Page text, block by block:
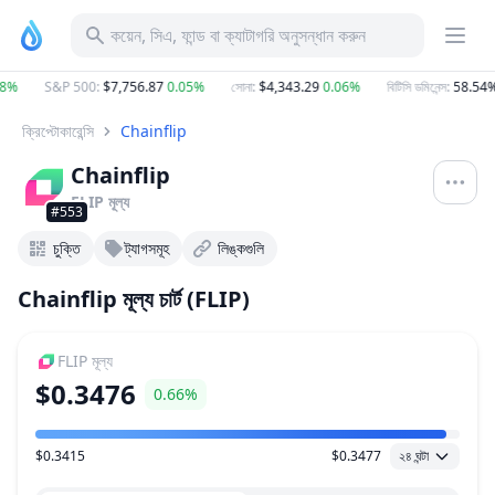
কয়েন, সিএ, ফান্ড বা ক্যাটাগরি অনুসন্ধান করুন
S&P 500:$7,756.870.05% সোনা:$4,343.290.06% বিটিসি ডমিনেন্স:58.54%
ক্রিপ্টোকারেন্সি Chainflip
#553
Chainflip
FLIP মূল্য
চুক্তি ট্যাগসমূহ লিঙ্কগুলি
Chainflip মূল্য চার্ট (FLIP)
FLIP মূল্য
$0.3476 0.66%
মূল্য পরিসীমা
$0.3415 $0.3477 ২৪ ঘন্টা